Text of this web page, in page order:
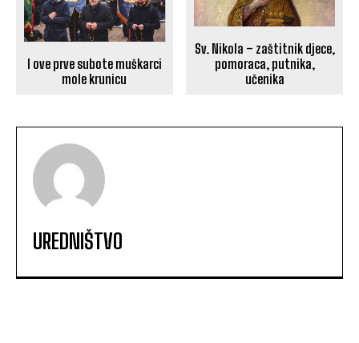
I ove prve subote muškarci
mole krunicu
Sv. Nikola – zaštitnik djece,
pomoraca, putnika,
učenika
UREDNIŠTVO